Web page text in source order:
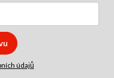
k převzetí zásilky
spolupráce
údajů